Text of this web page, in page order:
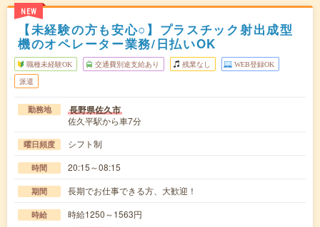
NEW
【未経験の方も安心○】プラスチック射出成型
機のオペレーター業務/日払いOK
職種未経験OK 交通費別途支給あり 残業なし WEB登録OK
派遣
勤務地 長野県佐久市
佐久平駅から車7分
曜日頻度 シフト制
時間 20:15～08:15
期間 長期でお仕事できる方、大歓迎！
時給 時給1250～1563円